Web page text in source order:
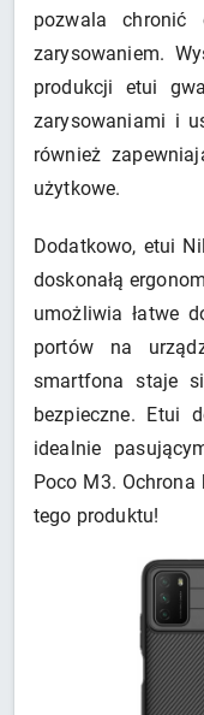
pozwala chronić
zarysowaniem.
produkcji etui
zarysowaniami i
również
użytkowe.
Dodatkowo, etui
doskonałą
umożliwia łatwe
portów na
smartfona staje
bezpieczne. Etui
idealnie
Poco M3.
tego produktu!